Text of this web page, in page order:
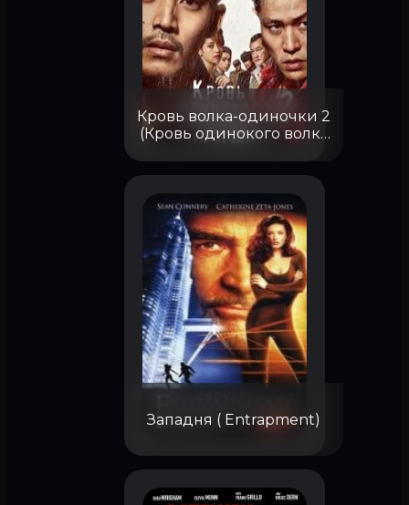
Кровь волка-одиночки 2
(Кровь одинокого волка
Западня ( Entrapment)